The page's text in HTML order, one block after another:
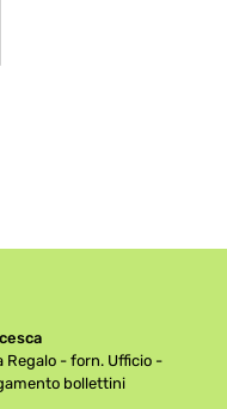
Regalo - forn. Ufficio -
bollettini